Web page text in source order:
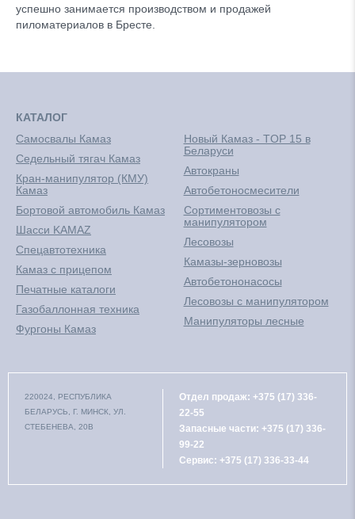
успешно занимается производством и продажей
пиломатериалов в Бресте.
КАТАЛОГ
Самосвалы Камаз
Седельный тягач Камаз
Кран-манипулятор (КМУ)
Камаз
Бортовой автомобиль Камаз
Шасси KAMAZ
Спецавтотехника
Камаз с прицепом
Печатные каталоги
Газобаллонная техника
Фургоны Камаз
Новый Камаз - TOP 15 в
Беларуси
Автокраны
Автобетоносмесители
Сортиментовозы с
манипулятором
Лесовозы
Камазы-зерновозы
Автобетононасосы
Лесовозы с манипулятором
Манипуляторы лесные
220024, РЕСПУБЛИКА
БЕЛАРУСЬ, Г. МИНСК, УЛ.
СТЕБЕНЕВА, 20В
Отдел продаж: +375 (17) 336-
22-55
Запасные части: +375 (17) 336-
99-22
Сервис: +375 (17) 336-33-44